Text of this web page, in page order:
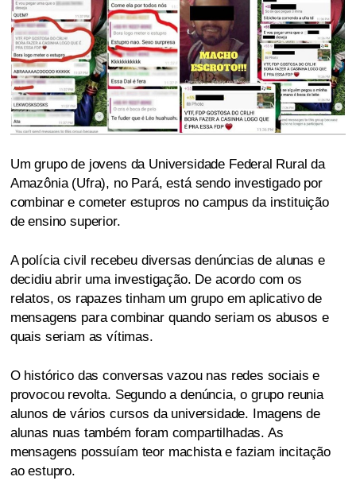
Um grupo de jovens da Universidade Federal Rural da
Amazônia (Ufra), no Pará, está sendo investigado por
combinar e cometer estupros no campus da instituição
de ensino superior.
A polícia civil recebeu diversas denúncias de alunas e
decidiu abrir uma investigação. De acordo com os
relatos, os rapazes tinham um grupo em aplicativo de
mensagens para combinar quando seriam os abusos e
quais seriam as vítimas.
O histórico das conversas vazou nas redes sociais e
provocou revolta. Segundo a denúncia, o grupo reunia
alunos de vários cursos da universidade. Imagens de
alunas nuas também foram compartilhadas. As
mensagens possuíam teor machista e faziam incitação
ao estupro.